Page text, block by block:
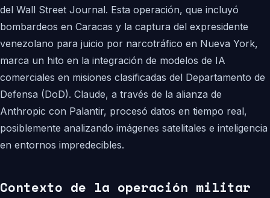
del Wall Street Journal. Esta operación, que incluyó
bombardeos en Caracas y la captura del expresidente
venezolano para juicio por narcotráfico en Nueva York,
marca un hito en la integración de modelos de IA
comerciales en misiones clasificadas del Departamento de
Defensa (DoD). Claude, a través de la alianza de
Anthropic con Palantir, procesó datos en tiempo real,
posiblemente analizando imágenes satelitales e inteligencia
en entornos impredecibles.
Contexto de la operación militar